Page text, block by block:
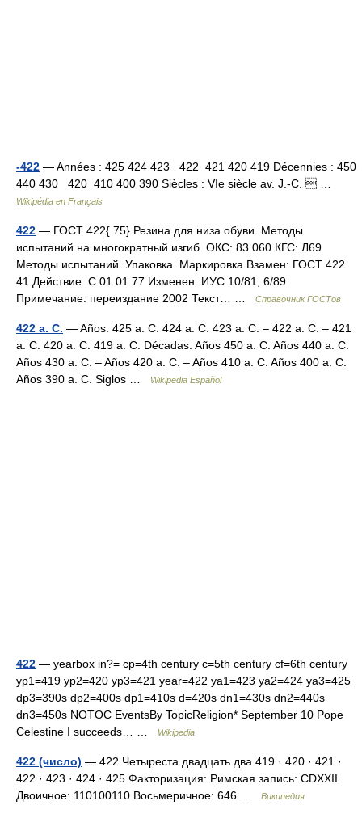
-422 — Années : 425 424 423 422 421 420 419 Décennies : 450
440 430 420 410 400 390 Siècles : VIe siècle av. J.‑C.  …
Wikipédia en Français
422 — ГОСТ 422{ 75} Резина для низа обуви. Методы
испытаний на многократный изгиб. ОКС: 83.060 КГС: Л69
Методы испытаний. Упаковка. Маркировка Взамен: ГОСТ 422
41 Действие: С 01.01.77 Изменен: ИУС 10/81, 6/89
Примечание: переиздание 2002 Текст… …
Справочник ГОСТов
422 a. C. — Años: 425 a. C. 424 a. C. 423 a. C. – 422 a. C. – 421
a. C. 420 a. C. 419 a. C. Décadas: Años 450 a. C. Años 440 a. C.
Años 430 a. C. – Años 420 a. C. – Años 410 a. C. Años 400 a. C.
Años 390 a. C. Siglos …
Wikipedia Español
422 — yearbox in?= cp=4th century c=5th century cf=6th century
yp1=419 yp2=420 yp3=421 year=422 ya1=423 ya2=424 ya3=425
dp3=390s dp2=400s dp1=410s d=420s dn1=430s dn2=440s
dn3=450s NOTOC EventsBy TopicReligion* September 10 Pope
Celestine I succeeds… …
Wikipedia
422 (число) — 422 Четыреста двадцать два 419 · 420 · 421 ·
422 · 423 · 424 · 425 Факторизация: Римская запись: CDXXII
Двоичное: 110100110 Восьмеричное: 646 …
Википедия